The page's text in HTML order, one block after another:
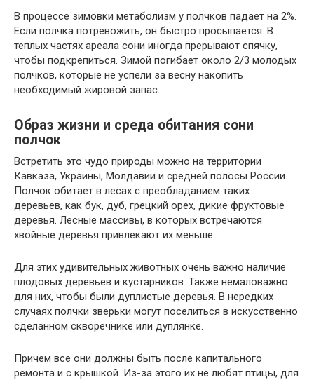
В процессе зимовки метаболизм у полчков падает на 2%.
Если полчка потревожить, он быстро просыпается. В
теплых частях ареала сони иногда прерывают спячку,
чтобы подкрепиться. Зимой погибает около 2/3 молодых
полчков, которые не успели за весну накопить
необходимый жировой запас.
Образ жизни и среда обитания сони
полчок
Встретить это чудо природы можно на территории
Кавказа, Украины, Молдавии и средней полосы России.
Полчок обитает в лесах с преобладанием таких
деревьев, как бук, дуб, грецкий орех, дикие фруктовые
деревья. Лесные массивы, в которых встречаются
хвойные деревья привлекают их меньше.
Для этих удивительных животных очень важно наличие
плодовых деревьев и кустарников. Также немаловажно
для них, чтобы были дуплистые деревья. В нередких
случаях полчки зверьки могут поселиться в искусственно
сделанном скворечнике или дуплянке.
Причем все они должны быть после капитального
ремонта и с крышкой. Из-за этого их не любят птицы, для